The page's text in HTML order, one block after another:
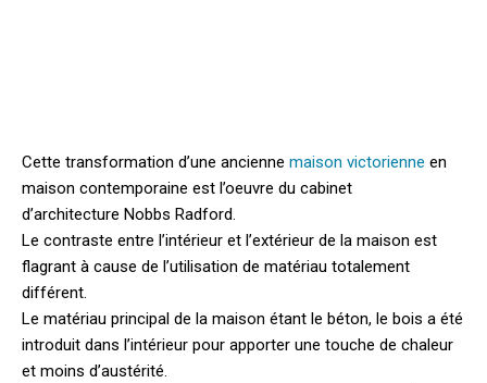
Cette transformation d’une ancienne maison victorienne en
maison contemporaine est l’oeuvre du cabinet
d’architecture Nobbs Radford.
Le contraste entre l’intérieur et l’extérieur de la maison est
flagrant à cause de l’utilisation de matériau totalement
différent.
Le matériau principal de la maison étant le béton, le bois a été
introduit dans l’intérieur pour apporter une touche de chaleur
et moins d’austérité.